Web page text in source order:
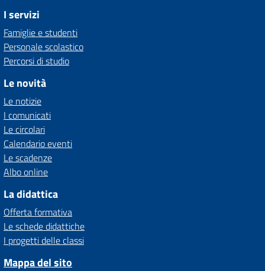
I servizi
Famiglie e studenti
Personale scolastico
Percorsi di studio
Le novità
Le notizie
I comunicati
Le circolari
Calendario eventi
Le scadenze
Albo online
La didattica
Offerta formativa
Le schede didattiche
I progetti delle classi
Mappa del sito